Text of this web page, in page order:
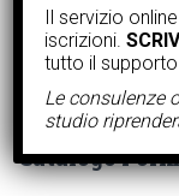
e
a
Catalogo
Il servizio
iscrizioni.
tutto il
Le consulenze
studio